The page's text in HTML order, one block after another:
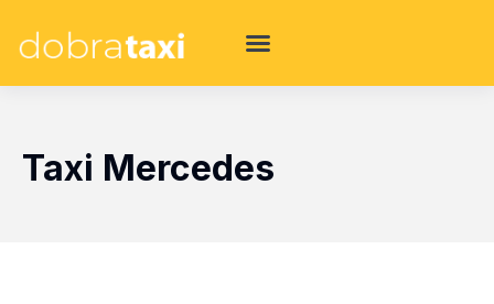
Taxi Mercedes